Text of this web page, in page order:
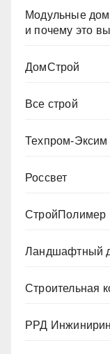
Модульные
и почему это
ДомСтрой
Все строй
Техпром-Эксим
Россвет
СтройПолимер
Ландшафтный
Строительная
РРД